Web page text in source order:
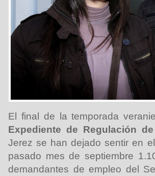
El final de la temporada
Expediente de Regulación
Jerez se han dejado sentir en
pasado mes de septiembre
demandantes de empleo del